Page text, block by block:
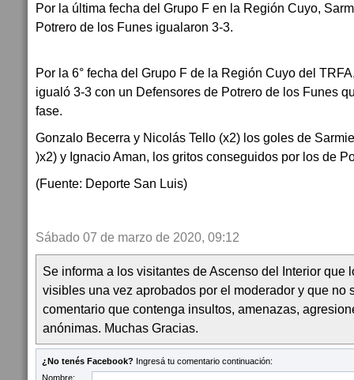
Por la última fecha del Grupo F en la Región Cuyo,
Potrero de los Funes igualaron 3-3.
Por la 6° fecha del Grupo F de la Región Cuyo del
igualó 3-3 con un Defensores de Potrero de los Funes
fase.
Gonzalo Becerra y Nicolás Tello (x2) los goles de
)x2) y Ignacio Aman, los gritos conseguidos por los de
(Fuente: Deporte San Luis)
Sábado 07 de marzo de 2020, 09:12
Se informa a los visitantes de Ascenso del Interior que
visibles una vez aprobados por el moderador y que no
comentario que contenga insultos, amenazas,
anónimas. Muchas Gracias.
¿No tenés Facebook? Ingresá tu comentario continuación:
Nombre: